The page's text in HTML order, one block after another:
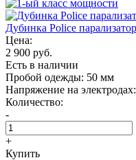
Дубинка Police
Цена:
2 900 руб.
Есть в наличии
Пробой одежды: 50 мм
Напряжение на электродах:
Количество:
-
+
Купить